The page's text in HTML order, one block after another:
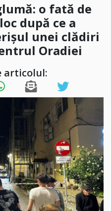
o fată de
după ce a
unei clădiri
Oradiei
articolul: